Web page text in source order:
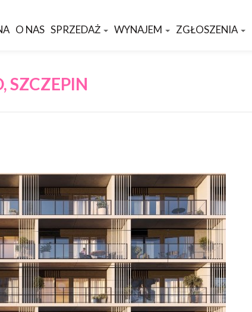
O NAS SPRZEDAŻ WYNAJEM ZGŁOSZENIA
SZCZEPIN